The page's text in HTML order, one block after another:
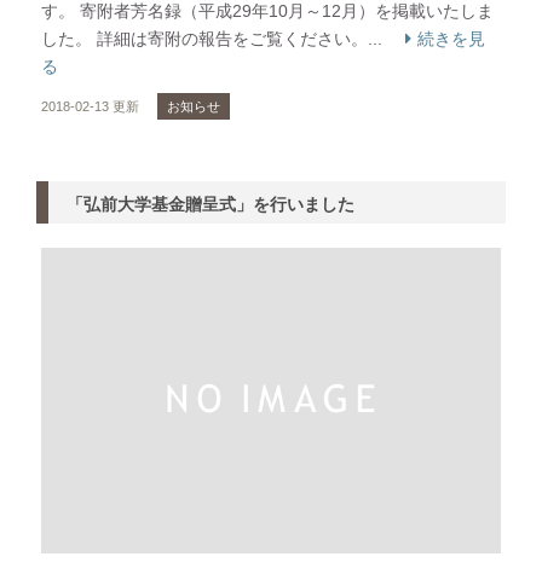
す。 寄附者芳名録（平成29年10月～12月）を掲載いたしま
した。 詳細は寄附の報告をご覧ください。...
続きを見
る
2018-02-13 更新 お知らせ
「弘前大学基金贈呈式」を行いました